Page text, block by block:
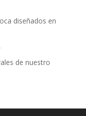
diseñados en
de nuestro